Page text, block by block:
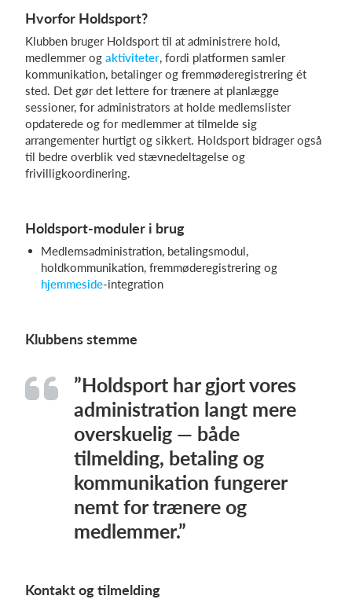
Hvorfor Holdsport?
Klubben bruger Holdsport til at administrere hold,
medlemmer og aktiviteter, fordi platformen samler
kommunikation, betalinger og fremmøderegistrering ét
sted. Det gør det lettere for trænere at planlægge
sessioner, for administrators at holde medlemslister
opdaterede og for medlemmer at tilmelde sig
arrangementer hurtigt og sikkert. Holdsport bidrager også
til bedre overblik ved stævnedeltagelse og
frivilligkoordinering.
Holdsport-moduler i brug
Medlemsadministration, betalingsmodul,
holdkommunikation, fremmøderegistrering og
hjemmeside-integration
Klubbens stemme
”Holdsport har gjort vores
administration langt mere
overskuelig — både
tilmelding, betaling og
kommunikation fungerer
nemt for trænere og
medlemmer.”
Kontakt og tilmelding